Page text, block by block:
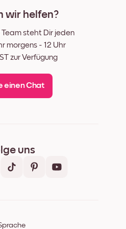
wir helfen?
steht Dir jeden
morgens - 12 Uhr
zur Verfügung
einen Chat
uns